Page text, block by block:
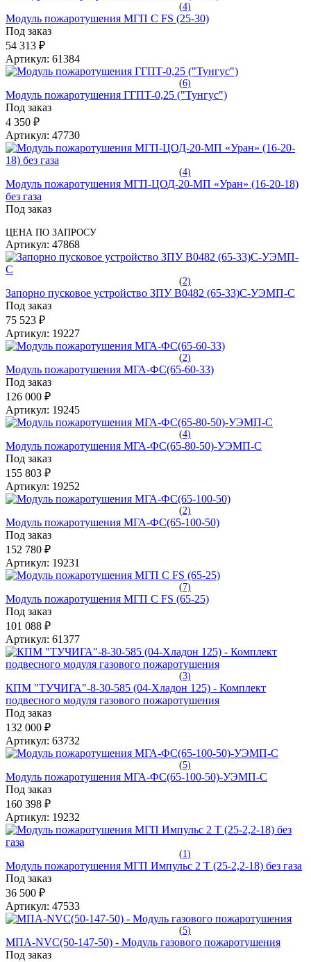
(4)
Модуль пожаротушения МГП С FS (25-30)
Под заказ
54 313 ₽
Артикул: 61384
(6)
Модуль пожаротушения ГГПТ-0,25 ("Тунгус")
Под заказ
4 350 ₽
Артикул: 47730
(4)
Модуль пожаротушения МГП-ЦОД-20-МП «Уран» (16-20-18)
без газа
Под заказ
ЦЕНА ПО ЗАПРОСУ
Артикул: 47868
(2)
Запорно пусковое устройство ЗПУ B0482 (65-33)С-УЭМП-С
Под заказ
75 523 ₽
Артикул: 19227
(2)
Модуль пожаротушения МГА-ФС(65-60-33)
Под заказ
126 000 ₽
Артикул: 19245
(4)
Модуль пожаротушения МГА-ФС(65-80-50)-УЭМП-С
Под заказ
155 803 ₽
Артикул: 19252
(2)
Модуль пожаротушения МГА-ФС(65-100-50)
Под заказ
152 780 ₽
Артикул: 19231
(7)
Модуль пожаротушения МГП С FS (65-25)
Под заказ
101 088 ₽
Артикул: 61377
(3)
КПМ "ТУЧИГА"-8-30-585 (04-Хладон 125) - Комплект
подвесного модуля газового пожаротушения
Под заказ
132 000 ₽
Артикул: 63732
(5)
Модуль пожаротушения МГА-ФС(65-100-50)-УЭМП-С
Под заказ
160 398 ₽
Артикул: 19232
(1)
Модуль пожаротушения МГП Импульс 2 Т (25-2,2-18) без газа
Под заказ
36 500 ₽
Артикул: 47533
(5)
МПА-NVC(50-147-50) - Модуль газового пожаротушения
Под заказ